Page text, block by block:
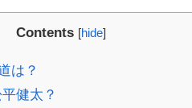
Contents [hide]
は？
健太？